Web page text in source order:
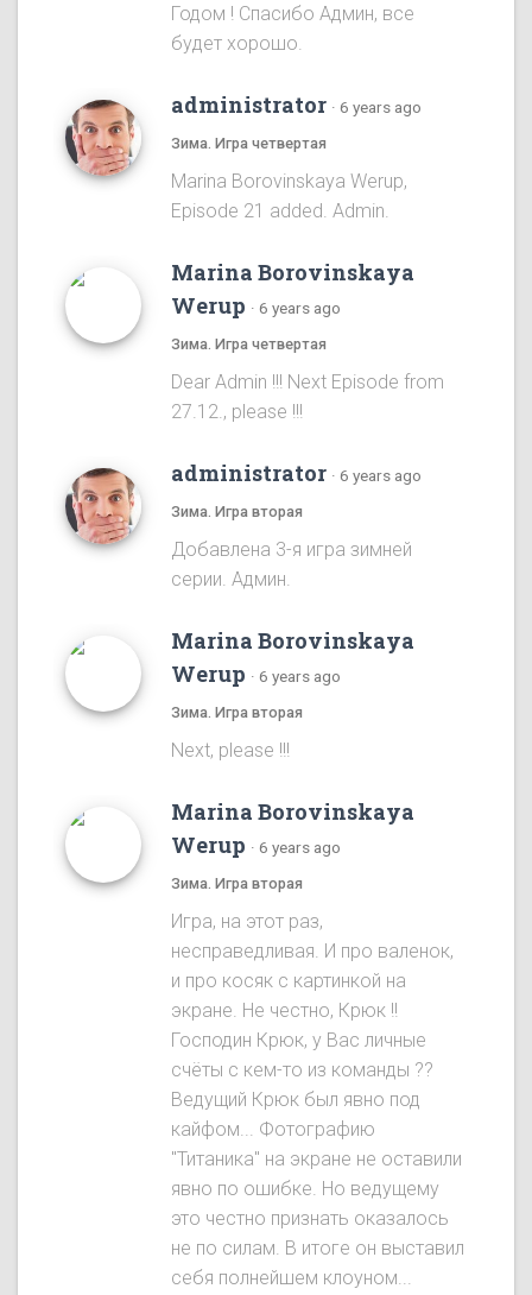
Годом ! Спасибо Админ, все
будет хорошо.
administrator · 6 years ago
Зима. Игра четвертая
Marina Borovinskaya Werup,
Episode 21 added. Admin.
Marina Borovinskaya
Werup · 6 years ago
Зима. Игра четвертая
Dear Admin !!! Next Episode from
27.12., please !!!
administrator · 6 years ago
Зима. Игра вторая
Добавлена 3-я игра зимней
серии. Админ.
Marina Borovinskaya
Werup · 6 years ago
Зима. Игра вторая
Next, please !!!
Marina Borovinskaya
Werup · 6 years ago
Зима. Игра вторая
Игра, на этот раз,
несправедливая. И про валенок,
и про косяк с картинкой на
экране. Не честно, Крюк !!
Господин Крюк, у Вас личные
счёты с кем-то из команды ??
Ведущий Крюк был явнo под
кайфом... Фотографию
"Титаника" на экране не оставили
явно по ошибке. Но ведущему
это честно признать оказалось
не по силам. В итоге он выставил
себя полнейшем клоуном...